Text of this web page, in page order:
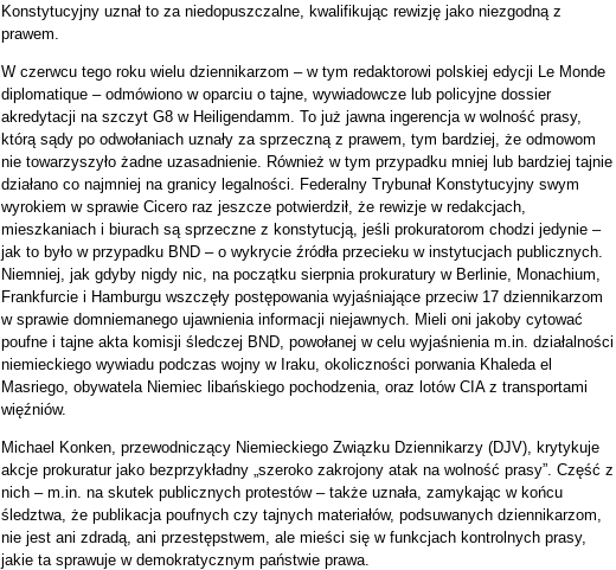
Konstytucyjny uznał to za niedopuszczalne, kwalifikując rewizję jako niezgodną z
prawem.
W czerwcu tego roku wielu dziennikarzom – w tym redaktorowi polskiej edycji Le Monde
diplomatique – odmówiono w oparciu o tajne, wywiadowcze lub policyjne dossier
akredytacji na szczyt G8 w Heiligendamm. To już jawna ingerencja w wolność prasy,
którą sądy po odwołaniach uznały za sprzeczną z prawem, tym bardziej, że odmowom
nie towarzyszyło żadne uzasadnienie. Również w tym przypadku mniej lub bardziej tajnie
działano co najmniej na granicy legalności. Federalny Trybunał Konstytucyjny swym
wyrokiem w sprawie Cicero raz jeszcze potwierdził, że rewizje w redakcjach,
mieszkaniach i biurach są sprzeczne z konstytucją, jeśli prokuratorom chodzi jedynie –
jak to było w przypadku BND – o wykrycie źródła przecieku w instytucjach publicznych.
Niemniej, jak gdyby nigdy nic, na początku sierpnia prokuratury w Berlinie, Monachium,
Frankfurcie i Hamburgu wszczęły postępowania wyjaśniające przeciw 17 dziennikarzom
w sprawie domniemanego ujawnienia informacji niejawnych. Mieli oni jakoby cytować
poufne i tajne akta komisji śledczej BND, powołanej w celu wyjaśnienia m.in. działalności
niemieckiego wywiadu podczas wojny w Iraku, okoliczności porwania Khaleda el
Masriego, obywatela Niemiec libańskiego pochodzenia, oraz lotów CIA z transportami
więźniów.
Michael Konken, przewodniczący Niemieckiego Związku Dziennikarzy (DJV), krytykuje
akcje prokuratur jako bezprzykładny „szeroko zakrojony atak na wolność prasy”. Część z
nich – m.in. na skutek publicznych protestów – także uznała, zamykając w końcu
śledztwa, że publikacja poufnych czy tajnych materiałów, podsuwanych dziennikarzom,
nie jest ani zdradą, ani przestępstwem, ale mieści się w funkcjach kontrolnych prasy,
jakie ta sprawuje w demokratycznym państwie prawa.